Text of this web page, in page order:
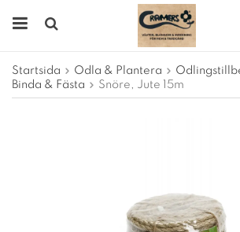
Startsida Odla & Plantera
Binda & Fästa
Snöre, Jute 15m